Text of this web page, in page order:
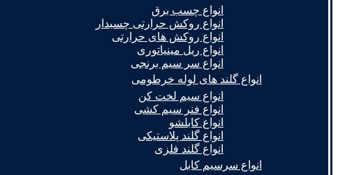
انواع چسب برق
انواع روکش حرارتی چسبدار
انواع روکش های حرارتی
انواع ریل مینیاتوری
انواع سر سیم برنجی
انواع گلند های لوله خرطومی
انواع سیم لخت کن
انواع فنر سیم کشی
انواع کابلشو
انواع گلند پلاستیکی
انواع گلند فلزی
انواع سرسیم کابل